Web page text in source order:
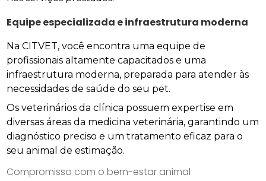
Equipe especializada e infraestrutura moderna
Na CITVET, você encontra uma equipe de
profissionais altamente capacitados e uma
infraestrutura moderna, preparada para atender às
necessidades de saúde do seu pet.
Os veterinários da clínica possuem expertise em
diversas áreas da medicina veterinária, garantindo um
diagnóstico preciso e um tratamento eficaz para o
seu animal de estimação.
Compromisso com o bem-estar animal